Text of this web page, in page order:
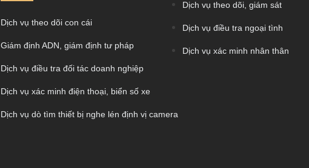
Dịch vụ theo dõi con cái
Giám định ADN, giám định tư pháp
Dịch vụ điều tra đối tác doanh nghiệp
Dịch vụ xác minh điện thoại, biển số xe
Dịch vụ dò tìm thiết bị nghe lén định vị camera
Dịch vụ theo dõi, giám sát
Dịch vụ điều tra ngoại tình
Dịch vụ xác minh nhân thân